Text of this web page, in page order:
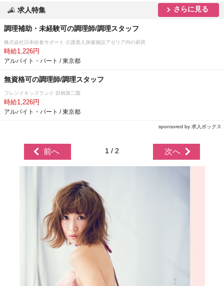
求人特集 さらに見る
調理補助・未経験可の調理師/調理スタッフ
株式会社日本給食サポート 介護老人保健施設アゼリア内の厨房
時給1,226円
アルバイト・パート / 東京都
無資格可の調理師/調理スタッフ
フレンドキッズランド 田柄第二園
時給1,226円
アルバイト・パート / 東京都
sponsored by 求人ボックス
前へ 1 / 2 次へ